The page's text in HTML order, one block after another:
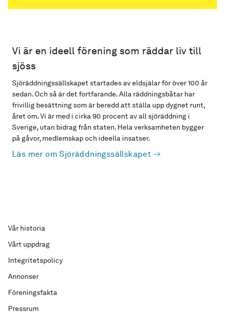
Vi är en ideell förening som räddar liv till
sjöss
Sjöräddningssällskapet startades av eldsjälar för över 100 år
sedan. Och så är det fortfarande. Alla räddningsbåtar har
frivillig besättning som är beredd att ställa upp dygnet runt,
året om. Vi är med i cirka 90 procent av all sjöräddning i
Sverige, utan bidrag från staten. Hela verksamheten bygger
på gåvor, medlemskap och ideella insatser.
Läs mer om Sjöräddningssällskapet
Vår historia
Vårt uppdrag
Integritetspolicy
Annonser
Föreningsfakta
Pressrum